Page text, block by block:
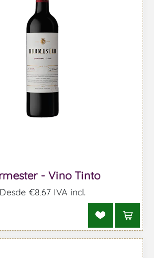
- Vino Tinto
Desde €8,67 IVA incl.